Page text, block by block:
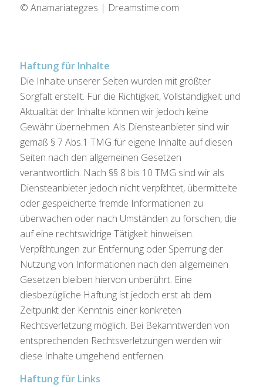
© Anamariategzes | Dreamstime.com
Haftung für Inhalte
Die Inhalte unserer Seiten wurden mit größter
Sorgfalt erstellt. Für die Richtigkeit, Vollständigkeit und
Aktualität der Inhalte können wir jedoch keine
Gewähr übernehmen. Als Diensteanbieter sind wir
gemäß § 7 Abs.1 TMG für eigene Inhalte auf diesen
Seiten nach den allgemeinen Gesetzen
verantwortlich. Nach §§ 8 bis 10 TMG sind wir als
Diensteanbieter jedoch nicht verpflichtet, übermittelte
oder gespeicherte fremde Informationen zu
überwachen oder nach Umständen zu forschen, die
auf eine rechtswidrige Tätigkeit hinweisen.
Verpflichtungen zur Entfernung oder Sperrung der
Nutzung von Informationen nach den allgemeinen
Gesetzen bleiben hiervon unberührt. Eine
diesbezügliche Haftung ist jedoch erst ab dem
Zeitpunkt der Kenntnis einer konkreten
Rechtsverletzung möglich. Bei Bekanntwerden von
entsprechenden Rechtsverletzungen werden wir
diese Inhalte umgehend entfernen.
Haftung für Links